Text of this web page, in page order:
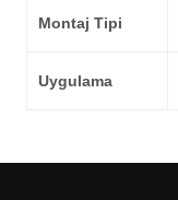
Montaj Tipi
Uygulama